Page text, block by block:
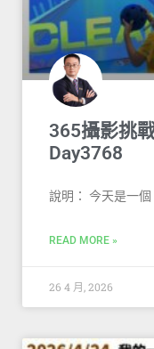
365攝影挑
Day3768
說明： 今天是一個
READ MORE »
26 4 月, 2026